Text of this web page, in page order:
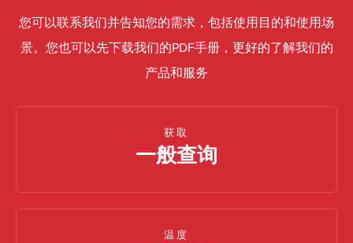
您可以联系我们并告知您的需求，包括使用目的和使用场
景。您也可以先下载我们的PDF手册，更好的了解我们的
产品和服务
获取
一般查询
温度